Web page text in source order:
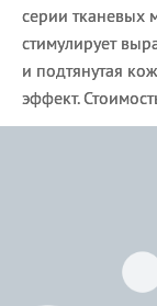
серии тканевых
стимулирует
и подтянутая
эффект.